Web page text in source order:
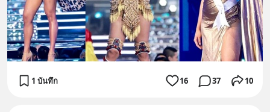
1 บันทึก 16 37 10